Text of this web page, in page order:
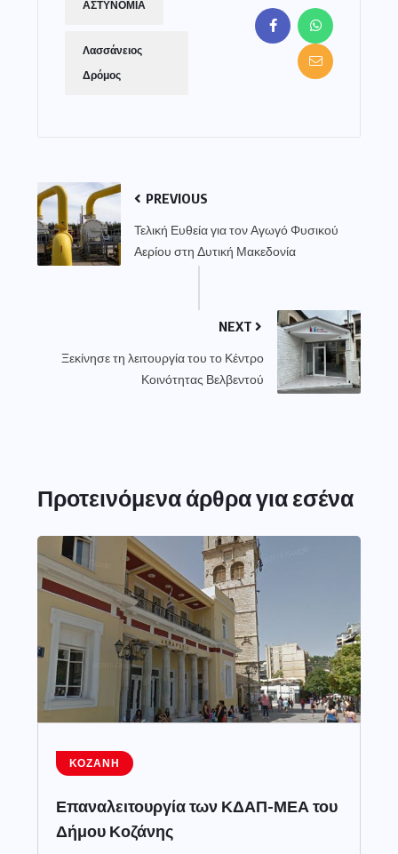
ΑΣΤΥΝΟΜΙΑ
Λασσάνειος
Δρόμος
PREVIOUS
Τελική Ευθεία για τον Αγωγό Φυσικού
Αερίου στη Δυτική Μακεδονία
NEXT
Ξεκίνησε τη λειτουργία του το Κέντρο
Κοινότητας Βελβεντού
Προτεινόμενα άρθρα για εσένα
ΚΟΖΆΝΗ
Επαναλειτουργία των ΚΔΑΠ-ΜΕΑ του
Δήμου Κοζάνης